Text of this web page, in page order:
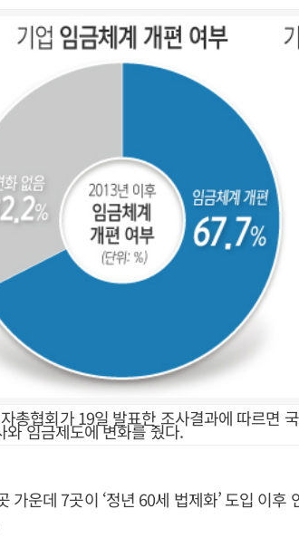
총협회가 19일 발표한 조사결과에 따르면
와 임금제도에 변화를 줬다.
가운데 7곳이 ‘정년 60세 법제화’ 도입 이